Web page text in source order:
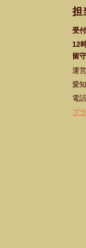
担
受
12
留
運
愛
電
プ